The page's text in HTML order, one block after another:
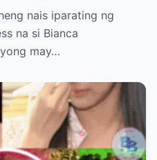
Has to Say Will
nais iparating ng
na si Bianca
may…